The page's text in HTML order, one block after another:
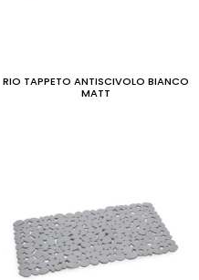
RIO TAPPETO ANTISCIVOLO BIANCO
MATT